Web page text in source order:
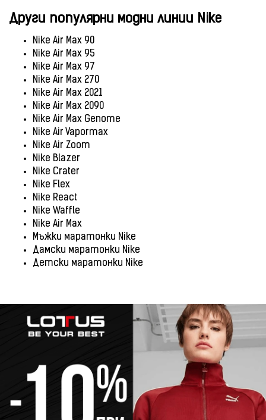
Други популярни модни линии Nike
Nike Air Max 90
Nike Air Max 95
Nike Air Max 97
Nike Air Max 270
Nike Air Max 2021
Nike Air Max 2090
Nike Air Max Genome
Nike Air Vapormax
Nike Air Zoom
Nike Blazer
Nike Crater
Nike Flex
Nike React
Nike Waffle
Nike Air Max
Мъжки маратонки Nike
Дамски маратонки Nike
Детски маратонки Nike